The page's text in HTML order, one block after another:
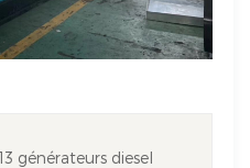
générateurs diesel